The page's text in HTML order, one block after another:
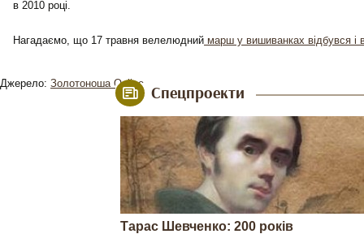
в 2010 році.
Нагадаємо, що 17 травня велелюдний марш у вишиванках відбувся і
Джерело: Золотоноша Online Спецпроекти
Тарас Шевченко: 200 років